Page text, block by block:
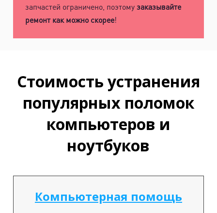
запчастей ограничено, поэтомузаказывайте
ремонт как можно скорее!
Стоимость устранения
популярных поломок
компьютеров и
ноутбуков
Компьютерная помощь